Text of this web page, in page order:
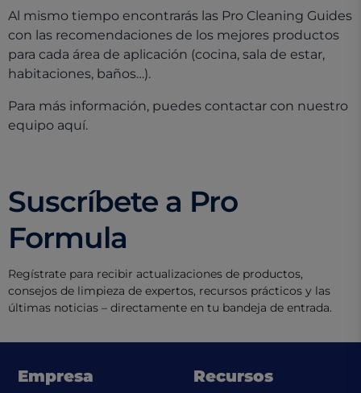
Al mismo tiempo encontrarás las Pro Cleaning Guides
con las recomendaciones de los mejores productos
para cada área de aplicación (cocina, sala de estar,
habitaciones, baños…).
Para más información, puedes contactar con nuestro
equipo aquí.
Suscríbete a Pro
Formula
Regístrate para recibir actualizaciones de productos,
consejos de limpieza de expertos, recursos prácticos y las
últimas noticias – directamente en tu bandeja de entrada.
Empresa Recursos